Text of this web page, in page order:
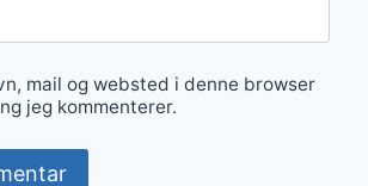
mail og websted i denne browser
jeg kommenterer.